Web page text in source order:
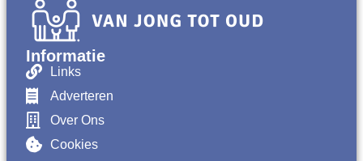
Informatie
Links
Adverteren
Over Ons
Cookies